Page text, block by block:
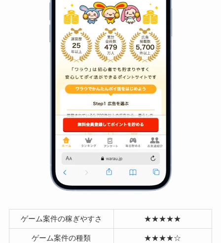
ゲーム案件の稼ぎやすさ ★★★★★
ゲーム案件の種類 ★★★★☆